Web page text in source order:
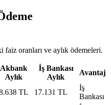
faiz oranları ve aylık ödemeleri.
Akbank
Aylık
İş Bankası
Aylık
Avantaj
TL 17.131 TL
İş
Bankası